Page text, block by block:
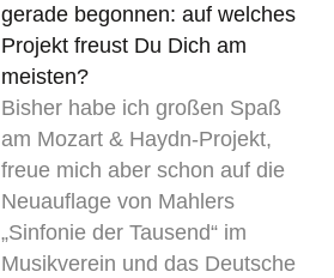
gerade begonnen: auf welches
Projekt freust Du Dich am
meisten?
Bisher habe ich großen Spaß
am Mozart & Haydn-Projekt,
freue mich aber schon auf die
Neuauflage von Mahlers
„Sinfonie der Tausend“ im
Musikverein und das Deutsche